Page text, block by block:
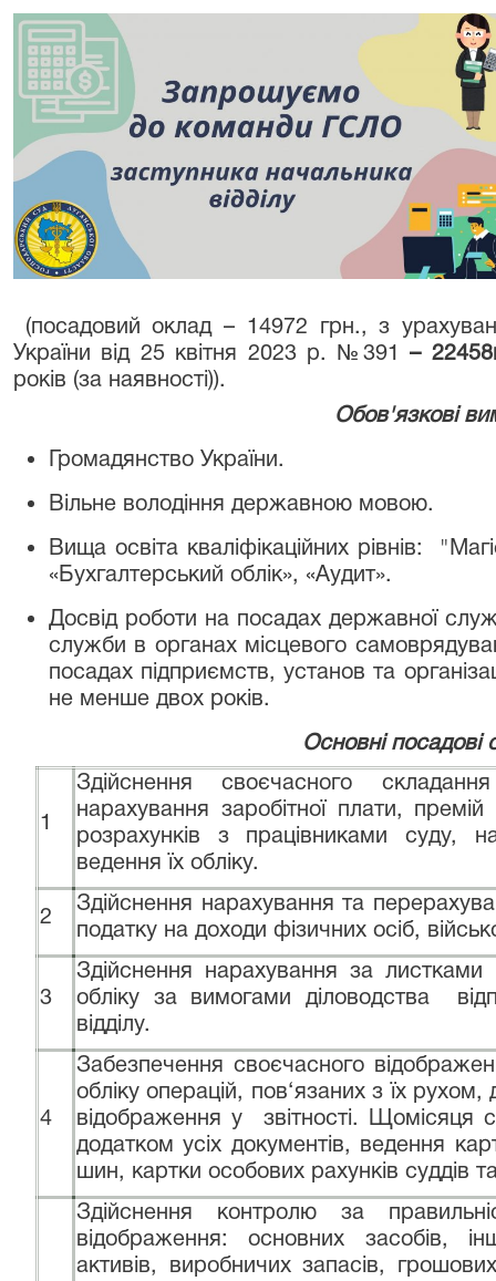
(посадовий оклад – 14972 грн., з
України від 25 квітня 2023 р. №391
–
років (за наявності)).
Обов'язкові
Громадянство України.
Вільне володіння державною мовою.
Вища освіта кваліфікаційних рівнів:
«Бухгалтерський облік», «Аудит».
Досвід роботи на посадах державної
служби в органах місцевого
посадах підприємств, установ та
не менше двох років.
Основні посадові
1
Здійснення своєчасного
нарахування заробітної плати,
розрахунків з працівниками суду,
ведення їх обліку.
2
Здійснення нарахування та
податку на доходи фізичних осіб,
3
Здійснення нарахування за листками
обліку за вимогами діловодства
відділу.
4
Забезпечення своєчасного
обліку операцій, пов‘язаних з їх
відображення у звітності.
додатком усіх документів, ведення
шин, картки особових рахунків суддів
Здійснення контролю за
відображення: основних засобів,
активів, виробничих запасів,